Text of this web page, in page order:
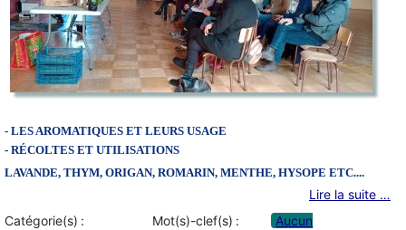
- LES AROMATIQUES ET LEURS USAGE
- RÉCOLTES ET UTILISATIONS
LAVANDE, THYM, ORIGAN, ROMARIN, MENTHE, HYSOPE ETC....
Lire la suite …
Catégorie(s) :
Mot(s)-clef(s) :
Aucun